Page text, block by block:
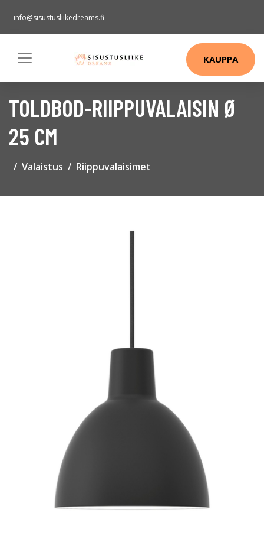
info@sisustusliikedreams.fi
KAUPPA
TOLDBOD-RIIPPUVALAISIN Ø
25 CM
Valaistus Riippuvalaisimet